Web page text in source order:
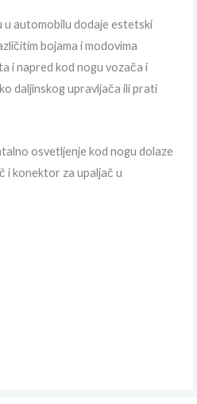
u automobilu dodaje estetski
bojama i modovima
i napred kod nogu vozača i
daljinskog upravljača ili prati
osvetljenje kod nogu dolaze
i konektor za upaljač u